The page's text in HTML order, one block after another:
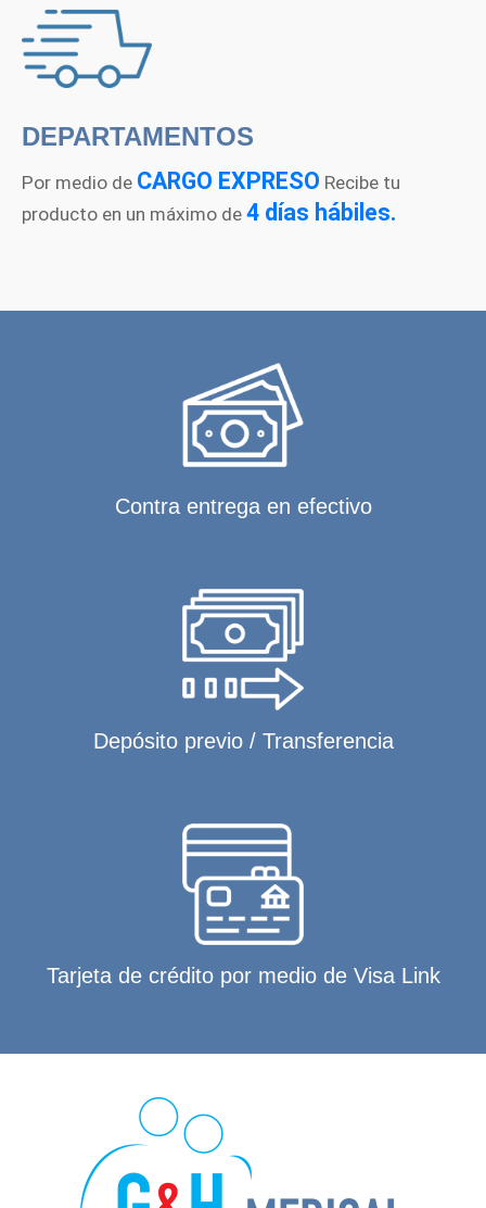
DEPARTAMENTOS
Por medio de CARGO EXPRESO Recibe tu
producto en un máximo de 4 días hábiles.
Contra entrega en efectivo
Depósito previo / Transferencia
Tarjeta de crédito por medio de Visa Link